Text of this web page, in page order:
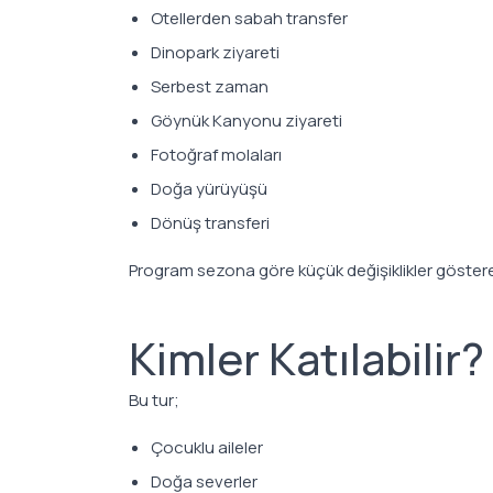
Otellerden sabah transfer
Dinopark ziyareti
Serbest zaman
Göynük Kanyonu ziyareti
Fotoğraf molaları
Doğa yürüyüşü
Dönüş transferi
Program sezona göre küçük değişiklikler
Kimler Katılabilir?
Bu tur;
Çocuklu aileler
Doğa severler